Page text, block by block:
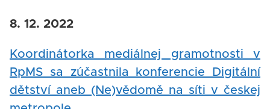
8. 12. 2022
Koordinátorka mediálnej gramotnosti v
RpMS sa zúčastnila konferencie Digitální
dětství aneb (Ne)vědomě na síti v českej